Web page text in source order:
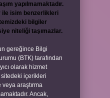
yapılmamaktadır.
isim benzerlikleri
bilgiler
niteliği taşımazlar.
gereğince Bilgi
(BTK) tarafından
olarak hizmet
içerikleri
araştırma
Ancak,